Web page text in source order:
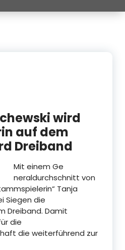
wird
auf dem
Dreiband
Mit einem Ge
neraldurchschnitt von
Tanja
Siegen die
Dreiband. Damit
die
die weiterführend zur